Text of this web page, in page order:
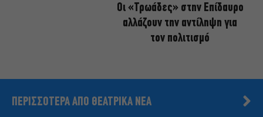
Οι «Τρωάδες» στην Επίδαυρο
αλλάζουν την αντίληψη για
τον πολιτισμό
ΠΕΡΙΣΣΟΤΕΡΑ ΑΠΟ ΘΕΑΤΡΙΚΑ ΝΕΑ